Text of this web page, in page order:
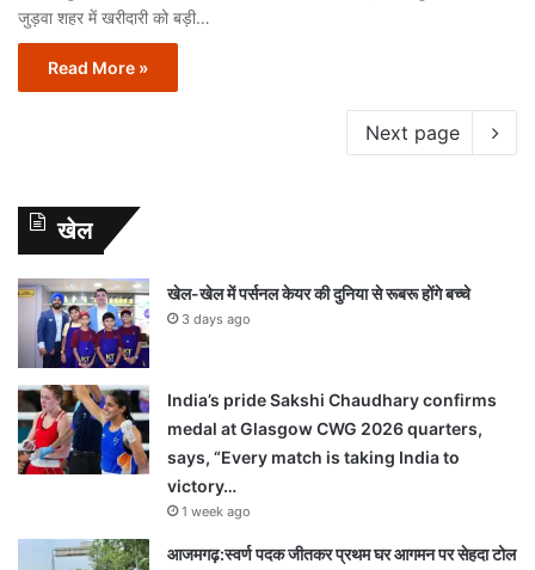
जुड़वा शहर में खरीदारी को बड़ी…
Read More »
Next page
खेल
खेल-खेल में पर्सनल केयर की दुनिया से रूबरू होंगे बच्चे
3 days ago
India’s pride Sakshi Chaudhary confirms
medal at Glasgow CWG 2026 quarters,
says, “Every match is taking India to
victory…
1 week ago
आजमगढ़:स्वर्ण पदक जीतकर प्रथम घर आगमन पर सेहदा टोल